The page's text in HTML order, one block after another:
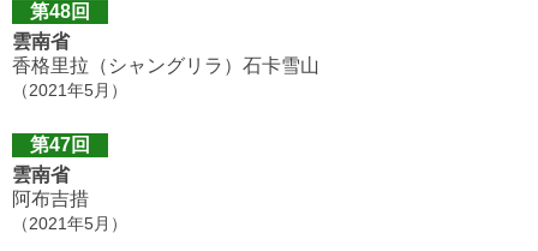
第48回
雲南省
香格里拉（シャングリラ）石卡雪山
（2021年5月）
第47回
雲南省
阿布吉措
（2021年5月）